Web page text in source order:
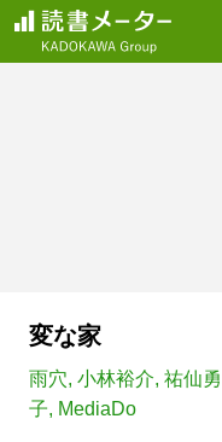
変な家
雨穴, 小林裕介, 祐仙勇
子, MediaDo